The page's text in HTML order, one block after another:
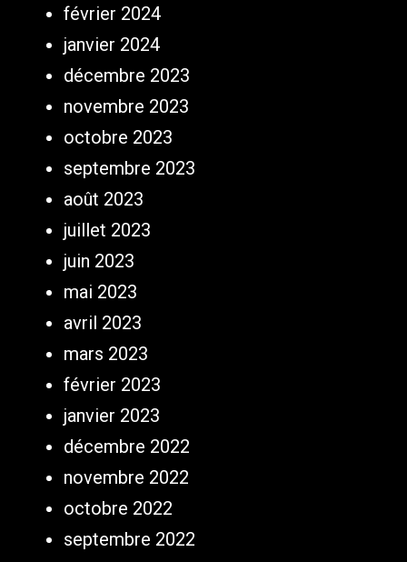
février 2024
janvier 2024
décembre 2023
novembre 2023
octobre 2023
septembre 2023
août 2023
juillet 2023
juin 2023
mai 2023
avril 2023
mars 2023
février 2023
janvier 2023
décembre 2022
novembre 2022
octobre 2022
septembre 2022